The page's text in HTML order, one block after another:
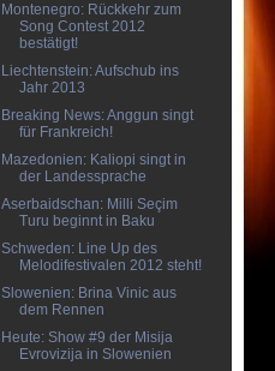
Montenegro: Rückkehr zum
Song Contest 2012
bestätigt!
Liechtenstein: Aufschub ins
Jahr 2013
Breaking News: Anggun singt
für Frankreich!
Mazedonien: Kaliopi singt in
der Landessprache
Aserbaidschan: Milli Seçim
Turu beginnt in Baku
Schweden: Line Up des
Melodifestivalen 2012 steht!
Slowenien: Brina Vinic aus
dem Rennen
Heute: Show #9 der Misija
Evrovizija in Slowenien